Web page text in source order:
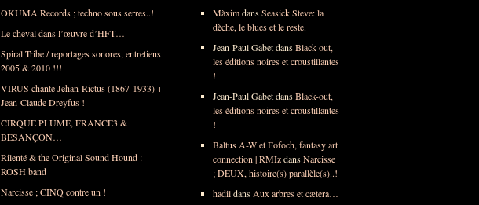
OKUMA Records ; techno sous serres..!
Le cheval dans l’œuvre d’HFT…
Spiral Tribe / reportages sonores, entretiens
2005 & 2010 !!!
VIRUS chante Jehan-Rictus (1867-1933) +
Jean-Claude Dreyfus !
CIRQUE PLUME, FRANCE3 &
BESANÇON…
Rilenté & the Original Sound Hound :
ROSH band
Narcisse ; CINQ contre un !
MàximdansSeasick Steve: la
dèche, le blues et le reste.
Jean-Paul GabetdansBlack-out,
les éditions noires et croustillantes
!
Jean-Paul GabetdansBlack-out,
les éditions noires et croustillantes
!
Baltus A-W et Fofoch, fantasy art
connection | RMIzdansNarcisse
; DEUX, histoire(s) parallèle(s)..!
hadildansAux arbres et cætera…